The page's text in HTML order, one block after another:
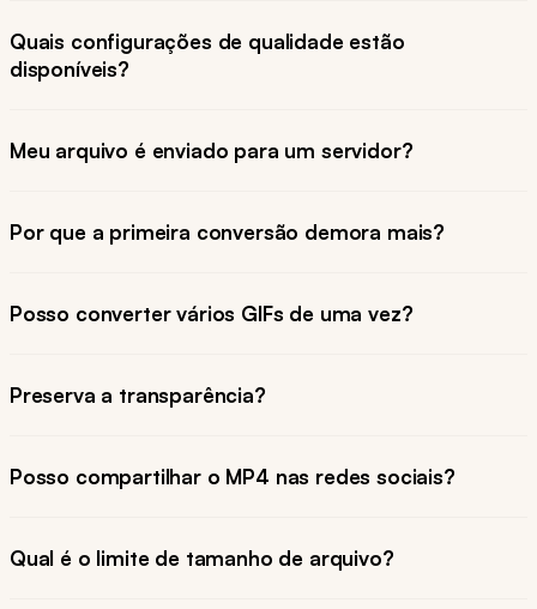
Quais configurações de qualidade estão
disponíveis?
Meu arquivo é enviado para um servidor?
Por que a primeira conversão demora mais?
Posso converter vários GIFs de uma vez?
Preserva a transparência?
Posso compartilhar o MP4 nas redes sociais?
Qual é o limite de tamanho de arquivo?